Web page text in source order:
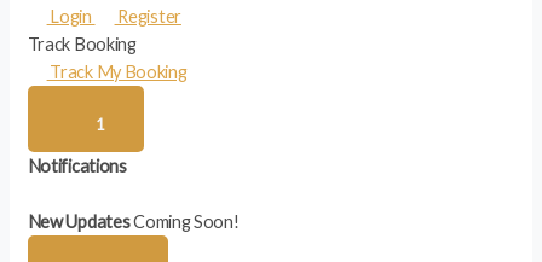
Login
Register
Track Booking
Track My Booking
1
Notifications
New UpdatesComing Soon!